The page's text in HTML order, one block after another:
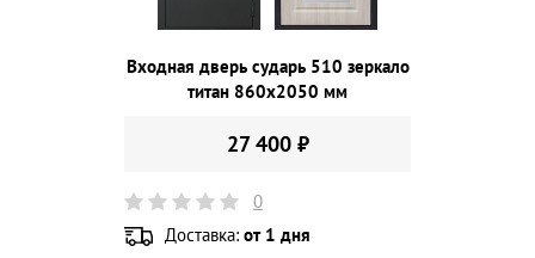
Входная дверь сударь 510 зеркало
титан 860х2050 мм
27 400 ₽
0
Доставка: от 1 дня